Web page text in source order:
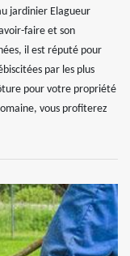
jardinier Elagueur
faire et son
il est réputé pour
par les plus
pour votre propriété
vous profiterez